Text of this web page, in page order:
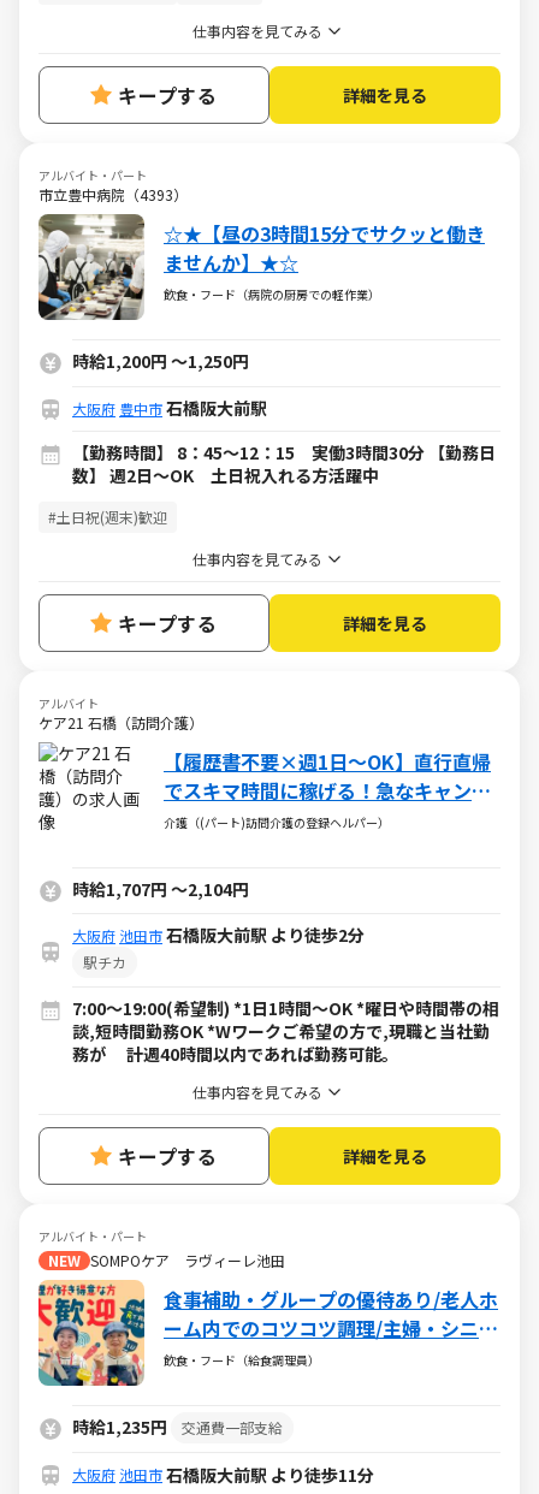
仕事内容を見てみる
キープする 詳細を見る
アルバイト・パート
市立豊中病院（4393）
☆★【昼の3時間15分でサクッと働き
ませんか】★☆
飲食・フード（病院の厨房での軽作業）
時給1,200円 ～1,250円
大阪府 豊中市石橋阪大前駅
【勤務時間】 8：45～12：15 実働3時間30分 【勤務日
数】 週2日～OK 土日祝入れる方活躍中
#土日祝(週末)歓迎
仕事内容を見てみる
キープする 詳細を見る
アルバイト
ケア21 石橋（訪問介護）
【履歴書不要×週1日～OK】直行直帰
でスキマ時間に稼げる！急なキャンセ
ルも手当有！定年無し！
介護（(パート)訪問介護の登録ヘルパー）
時給1,707円 ～2,104円
大阪府 池田市石橋阪大前駅 より徒歩2分
駅チカ
7:00～19:00(希望制) *1日1時間～OK *曜日や時間帯の相
談,短時間勤務OK *Wワークご希望の方で,現職と当社勤
務が 計週40時間以内であれば勤務可能。
仕事内容を見てみる
キープする 詳細を見る
アルバイト・パート
NEW SOMPOケア ラヴィーレ池田
食事補助・グループの優待あり/老人ホ
ーム内でのコツコツ調理/主婦・シニア
活躍中/扶養内・WワークもOK
飲食・フード（給食調理員）
時給1,235円 交通費一部支給
大阪府 池田市石橋阪大前駅 より徒歩11分